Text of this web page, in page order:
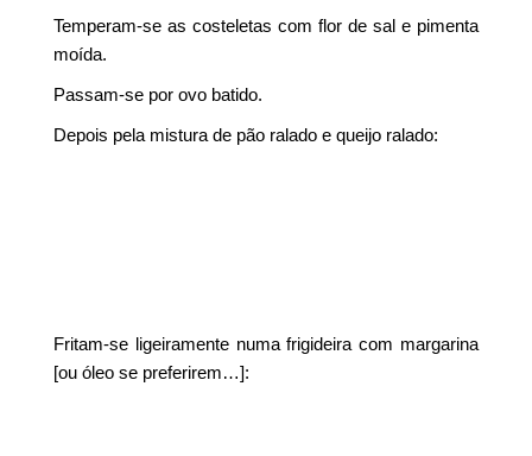
Temperam-se as costeletas com flor de sal e pimenta
moída.
Passam-se por ovo batido.
Depois pela mistura de pão ralado e queijo ralado:
Fritam-se ligeiramente numa frigideira com margarina
[ou óleo se preferirem…]: